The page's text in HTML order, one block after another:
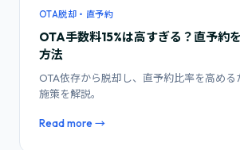
OTA脱却・直予約
OTA手数料15%は高すぎる？直予約
方法
OTA依存から脱却し、直予約比率を高める
施策を解説。
Read more →